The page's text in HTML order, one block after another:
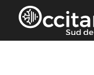
Panneau de gestion